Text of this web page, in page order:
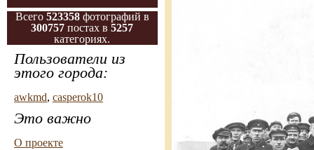
Всего 523358 фотографий в
300757 постах в5257
категориях.
Пользователи из
этого города:
awkmd, casperok10
Это важно
О проекте